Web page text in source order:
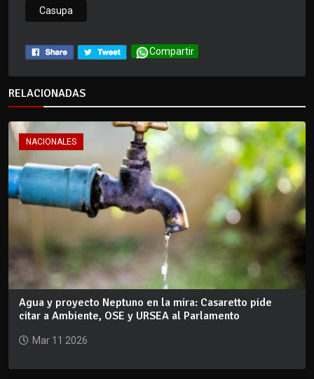
Casupa
Compartir
RELACIONADAS
NACIONALES
Agua y proyecto Neptuno en la mira: Casaretto pide
citar a Ambiente, OSE y URSEA al Parlamento
Mar 11 2026